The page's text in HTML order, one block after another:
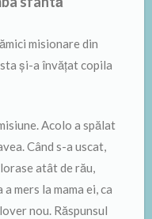
misionare din
și-a învățat copila
Acolo a spălat
Când s-a uscat,
atât de rău,
mers la mama ei, ca
nou. Răspunsul